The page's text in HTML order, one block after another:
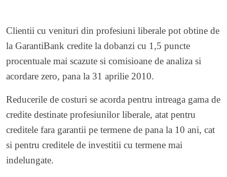
Clientii cu venituri din profesiuni liberale pot obtine de
la GarantiBank credite la dobanzi cu 1,5 puncte
procentuale mai scazute si comisioane de analiza si
acordare zero, pana la 31 aprilie 2010.
Reducerile de costuri se acorda pentru intreaga gama de
credite destinate profesiunilor liberale, atat pentru
creditele fara garantii pe termene de pana la 10 ani, cat
si pentru creditele de investitii cu termene mai
indelungate.